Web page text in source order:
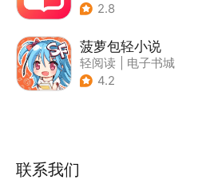
2.8
菠萝包轻小说
轻阅读
电子书城
4.2
联系我们